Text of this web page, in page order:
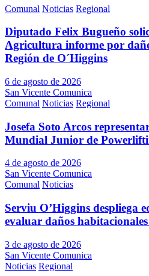
Comunal Noticias Regional
Diputado Felix Bugueño
Agricultura informe por
Región de O´Higgins
6 de agosto de 2026
San Vicente Comunica
Comunal Noticias Regional
Josefa Soto Arcos
Mundial Junior de
4 de agosto de 2026
San Vicente Comunica
Comunal Noticias
Serviu O’Higgins despliega
evaluar daños
3 de agosto de 2026
San Vicente Comunica
Noticias Regional